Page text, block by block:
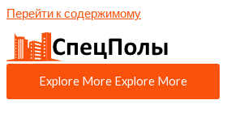
Перейти к содержимому
Explore More Explore More